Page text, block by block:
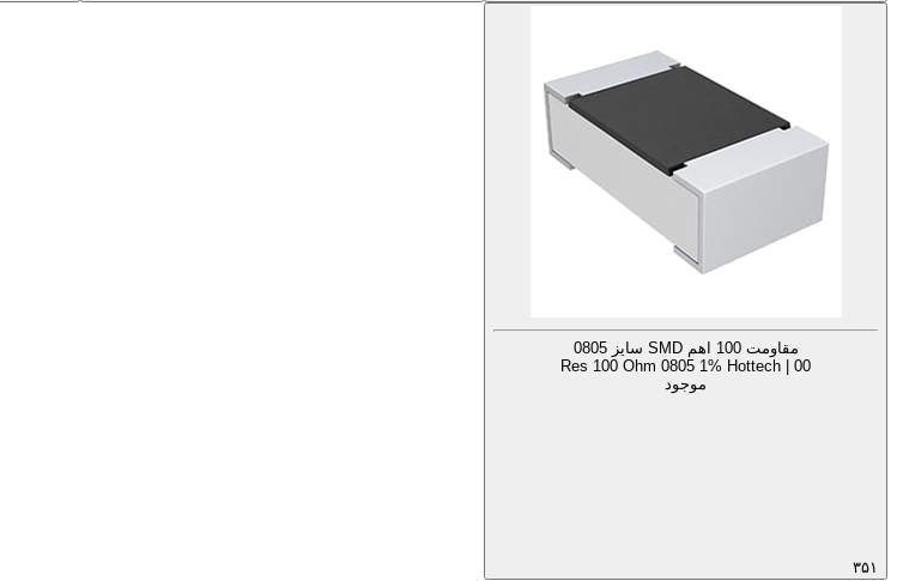
مقاومت 100 اهم SMD سایز 0805
Res 100 Ohm 0805 1% Hottech | 00
موجود
۳۵۱